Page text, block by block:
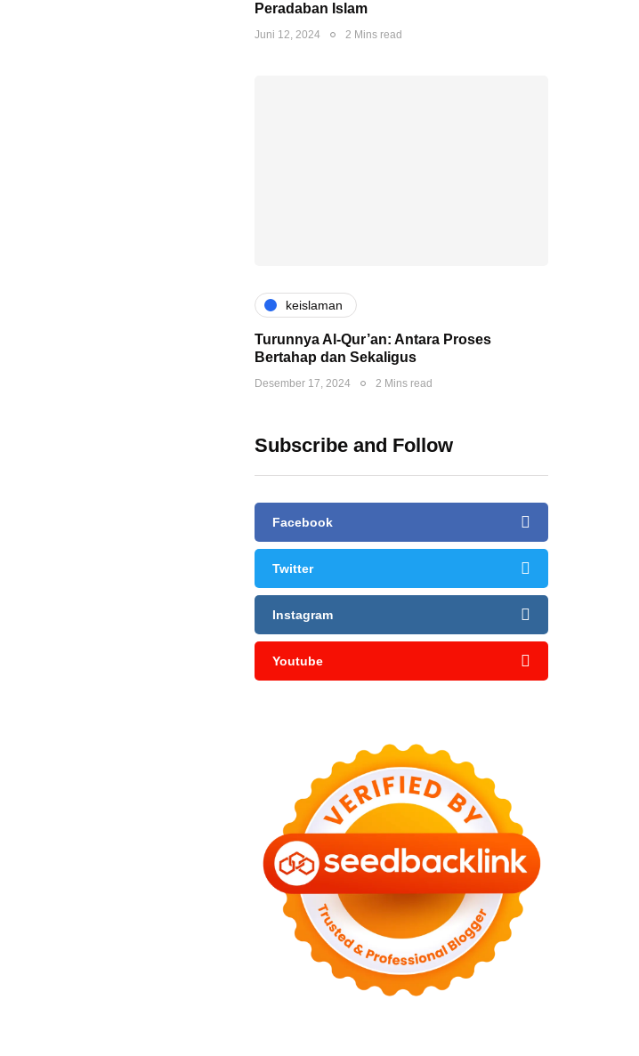
Peradaban Islam
Juni 12, 2024 2 Mins read
keislaman
Turunnya Al-Qur’an: Antara Proses
Bertahap dan Sekaligus
Desember 17, 2024 2 Mins read
Subscribe and Follow
Facebook
Twitter
Instagram
Youtube